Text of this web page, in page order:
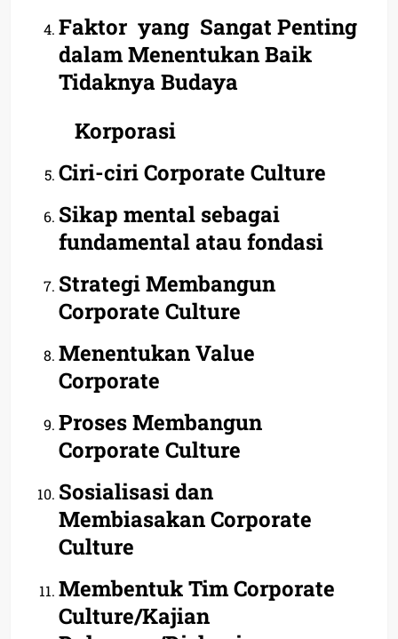
Faktor yang Sangat Penting
dalam Menentukan Baik
Tidaknya Budaya
Korporasi
Ciri-ciri Corporate Culture
Sikap mental sebagai
fundamental atau fondasi
Strategi Membangun
Corporate Culture
Menentukan Value
Corporate
Proses Membangun
Corporate Culture
Sosialisasi dan
Membiasakan Corporate
Culture
Membentuk Tim Corporate
Culture/Kajian